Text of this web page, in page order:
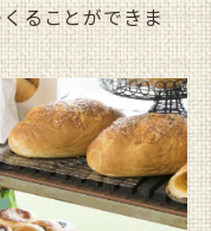
ることができま